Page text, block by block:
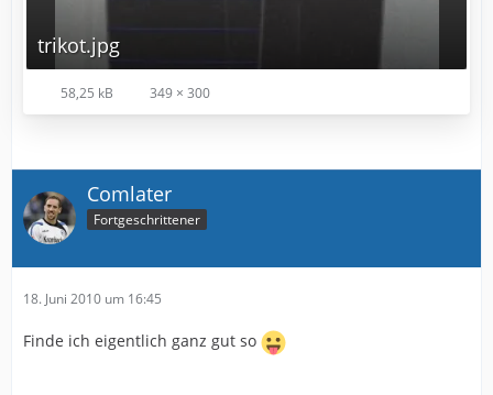
trikot.jpg
58,25 kB 349 × 300
Comlater
Fortgeschrittener
18. Juni 2010 um 16:45
Finde ich eigentlich ganz gut so